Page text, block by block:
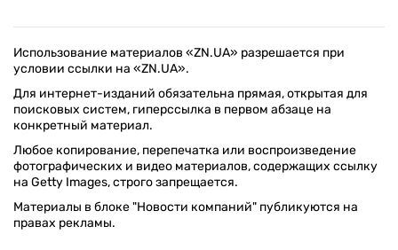
Использование материалов «ZN.UA» разрешается при
условии ссылки на «ZN.UA».
Для интернет-изданий обязательна прямая, открытая для
поисковых систем, гиперссылка в первом абзаце на
конкретный материал.
Любое копирование, перепечатка или воспроизведение
фотографических и видео материалов, содержащих ссылку
на Getty Images, строго запрещается.
Материалы в блоке "Новости компаний" публикуются на
правах рекламы.